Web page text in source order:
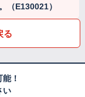
（E130021）
る
！
い